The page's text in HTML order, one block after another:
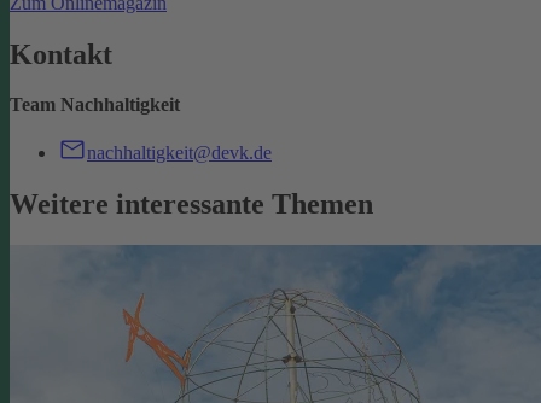
Kontakt
Team Nachhaltigkeit
nachhaltigkeit@devk.de
Weitere interessante Themen